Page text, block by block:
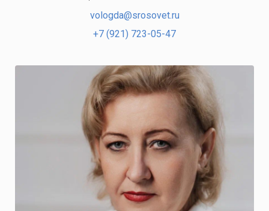
vologda@srosovet.ru
+7 (921) 723-05-47